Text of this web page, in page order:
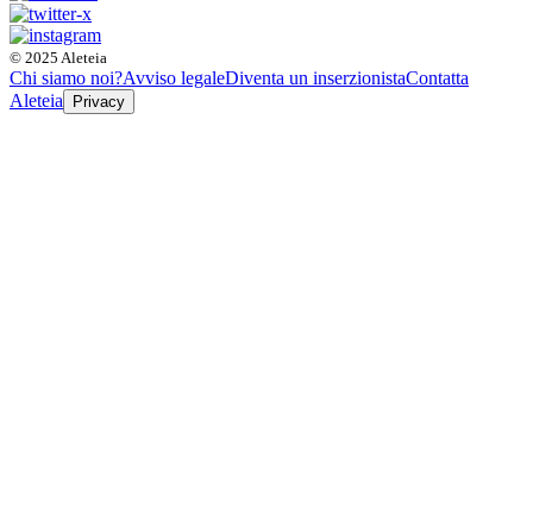
© 2025 Aleteia
Chi siamo noi?Avviso legaleDiventa un inserzionistaContatta
Aleteia
Privacy